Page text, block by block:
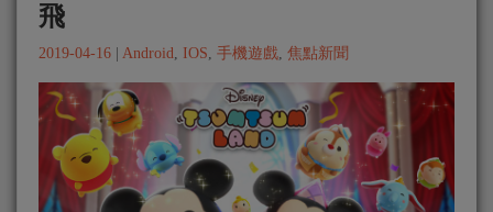
飛
2019-04-16 | Android IOS 手機遊戲 焦點新聞